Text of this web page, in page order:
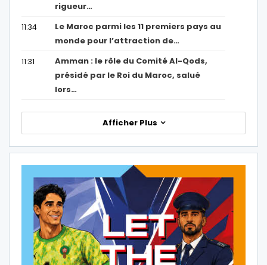
rigueur…
11:34
Le Maroc parmi les 11 premiers pays au
monde pour l’attraction de…
11:31
Amman : le rôle du Comité Al-Qods,
présidé par le Roi du Maroc, salué
lors…
Afficher Plus